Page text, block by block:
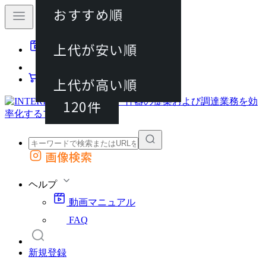
動画マニュアル
カート
外部サイトの商品をカートに追加
画像検索
ヘルプ
動画マニュアル
FAQ
新規登録
120件
おすすめ順
上代が安い順
上代が高い順